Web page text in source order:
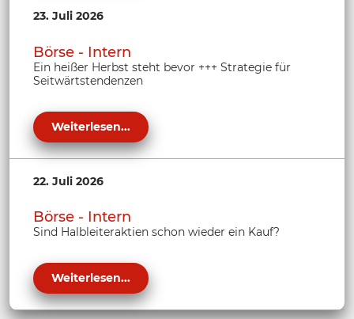
23. Juli 2026
Börse - Intern
Ein heißer Herbst steht bevor +++ Strategie für
Seitwärtstendenzen
Weiterlesen...
22. Juli 2026
Börse - Intern
Sind Halbleiteraktien schon wieder ein Kauf?
Weiterlesen...